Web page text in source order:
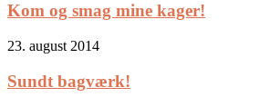
Kom og smag mine kager!
23. august 2014
Sundt bagværk!